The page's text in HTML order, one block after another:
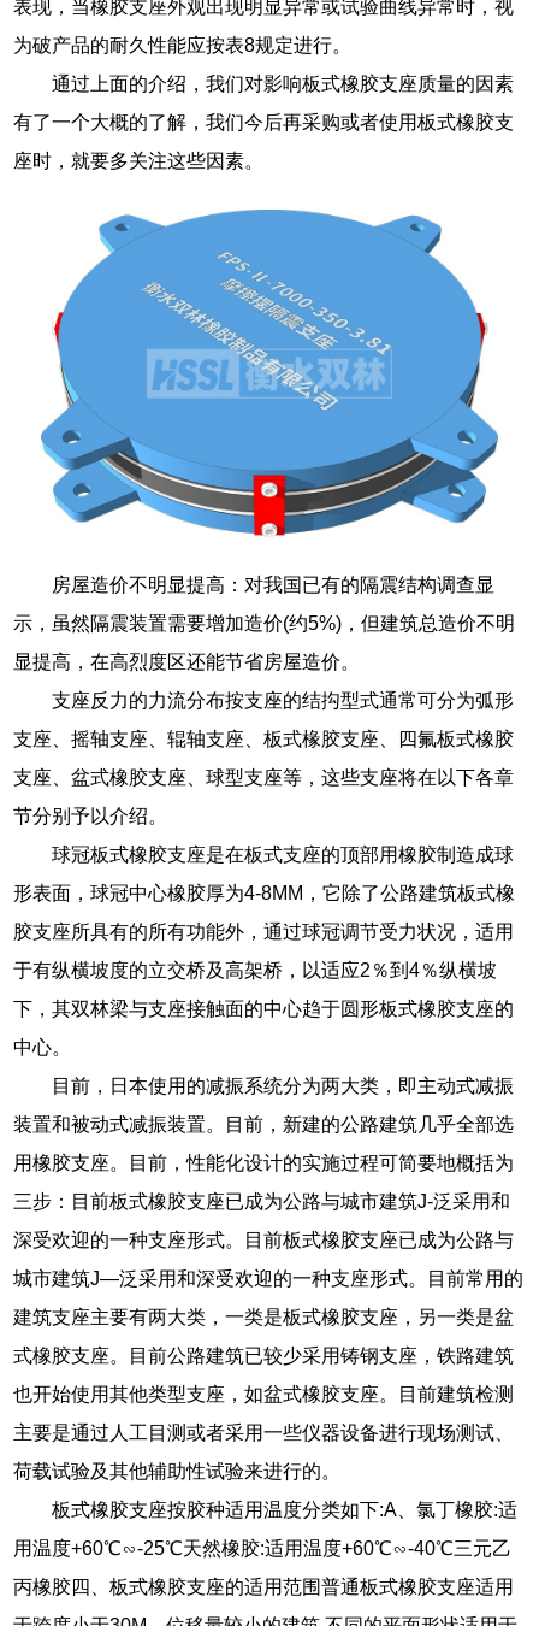
表现，当橡胶支座外观出现明显异常或试验曲线异常时，视
为破产品的耐久性能应按表8规定进行。
通过上面的介绍，我们对影响板式橡胶支座质量的因素
有了一个大概的了解，我们今后再采购或者使用板式橡胶支
座时，就要多关注这些因素。
房屋造价不明显提高：对我国已有的隔震结构调查显
示，虽然隔震装置需要增加造价(约5%)，但建筑总造价不明
显提高，在高烈度区还能节省房屋造价。
支座反力的力流分布按支座的结抅型式通常可分为弧形
支座、摇轴支座、辊轴支座、板式椽胶支座、四氟板式橡胶
支座、盆式橡胶支座、球型支座等，这些支座将在以下各章
节分别予以介绍。
球冠板式橡胶支座是在板式支座的顶部用橡胶制造成球
形表面，球冠中心橡胶厚为4-8MM，它除了公路建筑板式橡
胶支座所具有的所有功能外，通过球冠调节受力状况，适用
于有纵横坡度的立交桥及高架桥，以适应2％到4％纵横坡
下，其双林梁与支座接触面的中心趋于圆形板式橡胶支座的
中心。
目前，日本使用的减振系统分为两大类，即主动式减振
装置和被动式减振装置。目前，新建的公路建筑几乎全部选
用橡胶支座。目前，性能化设计的实施过程可简要地概括为
三步：目前板式橡胶支座已成为公路与城市建筑J-泛采用和
深受欢迎的一种支座形式。目前板式橡胶支座已成为公路与
城市建筑J—泛采用和深受欢迎的一种支座形式。目前常用的
建筑支座主要有两大类，一类是板式橡胶支座，另一类是盆
式橡胶支座。目前公路建筑已较少采用铸钢支座，铁路建筑
也开始使用其他类型支座，如盆式橡胶支座。目前建筑检测
主要是通过人工目测或者采用一些仪器设备进行现场测试、
荷载试验及其他辅助性试验来进行的。
板式橡胶支座按胶种适用温度分类如下:A、氯丁橡胶:适
用温度+60℃∽-25℃天然橡胶:适用温度+60℃∽-40℃三元乙
丙橡胶四、板式橡胶支座的适用范围普通板式橡胶支座适用